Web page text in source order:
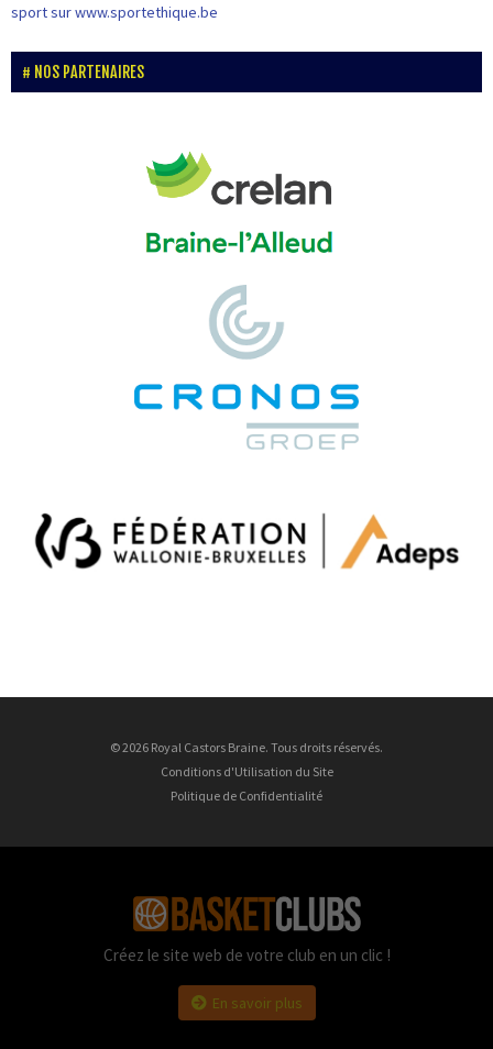
sport sur www.sportethique.be
NOS PARTENAIRES
© 2026 Royal Castors Braine. Tous droits réservés.
Conditions d'Utilisation du Site
Politique de Confidentialité
Créez le site web de votre club en un clic !
En savoir plus